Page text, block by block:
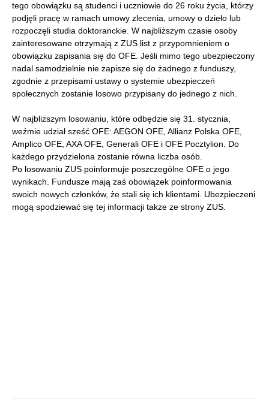
tego obowiązku są studenci i uczniowie do 26 roku życia, którzy
podjęli pracę w ramach umowy zlecenia, umowy o dzieło lub
rozpoczęli studia doktoranckie. W najbliższym czasie osoby
zainteresowane otrzymają z ZUS list z przypomnieniem o
obowiązku zapisania się do OFE. Jeśli mimo tego ubezpieczony
nadal samodzielnie nie zapisze się do żadnego z funduszy,
zgodnie z przepisami ustawy o systemie ubezpieczeń
społecznych zostanie losowo przypisany do jednego z nich.
W najbliższym losowaniu, które odbędzie się 31. stycznia,
weźmie udział sześć OFE: AEGON OFE, Allianz Polska OFE,
Amplico OFE, AXA OFE, Generali OFE i OFE Pocztylion. Do
każdego przydzielona zostanie równa liczba osób.
Po losowaniu ZUS poinformuje poszczególne OFE o jego
wynikach. Fundusze mają zaś obowiązek poinformowania
swoich nowych członków, że stali się ich klientami. Ubezpieczeni
mogą spodziewać się tej informacji także ze strony ZUS.